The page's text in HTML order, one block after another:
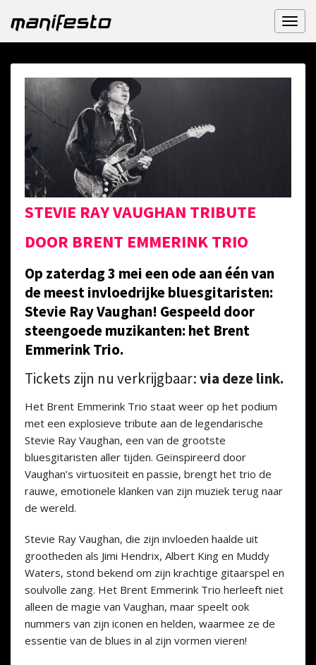
STEVIE RAY VAUGHAN TRIBUTE
DOOR BRENT EMMERINK TRIO
Op zaterdag 3 mei een ode aan één van
de meest invloedrijke bluesgitaristen:
Stevie Ray Vaughan! Gespeeld door
steengoede muzikanten: het Brent
Emmerink Trio.
Tickets zijn nu verkrijgbaar:via deze link.
Het Brent Emmerink Trio staat weer op het podium
met een explosieve tribute aan de legendarische
Stevie Ray Vaughan, een van de grootste
bluesgitaristen aller tijden. Geïnspireerd door
Vaughan’s virtuositeit en passie, brengt het trio de
rauwe, emotionele klanken van zijn muziek terug naar
de wereld.
Stevie Ray Vaughan, die zijn invloeden haalde uit
grootheden als Jimi Hendrix, Albert King en Muddy
Waters, stond bekend om zijn krachtige gitaarspel en
soulvolle zang. Het Brent Emmerink Trio herleeft niet
alleen de magie van Vaughan, maar speelt ook
nummers van zijn iconen en helden, waarmee ze de
essentie van de blues in al zijn vormen vieren!